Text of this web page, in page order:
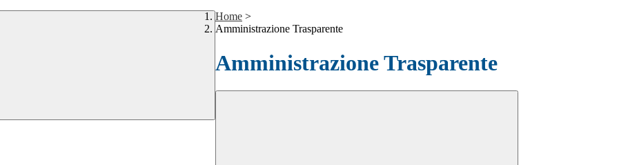
Home >
Amministrazione Trasparente
Amministrazione Trasparente